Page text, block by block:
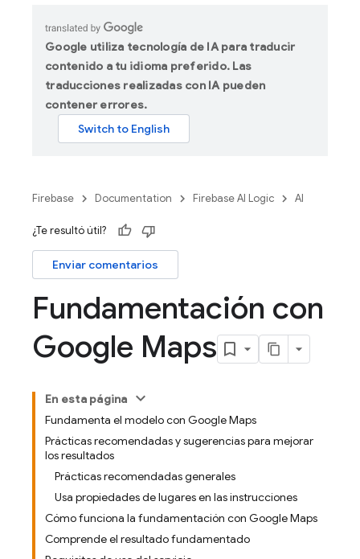
Google utiliza tecnología de IA para traducir
contenido a tu idioma preferido. Las
traducciones realizadas con IA pueden
contener errores.
Firebase Documentation Firebase AI Logic AI
¿Te resultó útil?
Enviar comentarios
Fundamentación con
Google Maps
En esta página
Fundamenta el modelo con Google Maps
Prácticas recomendadas y sugerencias para mejorar
los resultados
Prácticas recomendadas generales
Usa propiedades de lugares en las instrucciones
Cómo funciona la fundamentación con Google Maps
Comprende el resultado fundamentado